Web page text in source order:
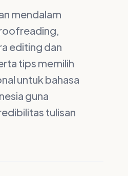
mendalam
editing dan
tips memilih
untuk bahasa
guna
tulisan